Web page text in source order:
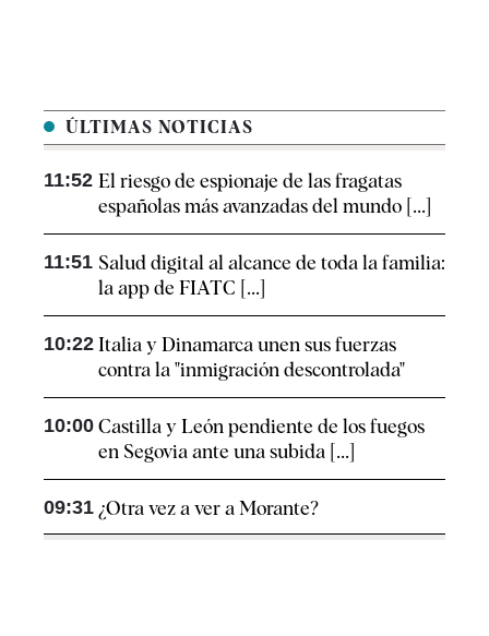
ÚLTIMAS NOTICIAS
11:52 El riesgo de espionaje de las fragatas
españolas más avanzadas del mundo [...]
11:51 Salud digital al alcance de toda la familia:
la app de FIATC [...]
10:22 Italia y Dinamarca unen sus fuerzas
contra la "inmigración descontrolada"
10:00 Castilla y León pendiente de los fuegos
en Segovia ante una subida [...]
09:31 ¿Otra vez a ver a Morante?